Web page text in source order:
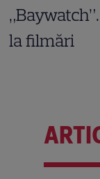
la filmări